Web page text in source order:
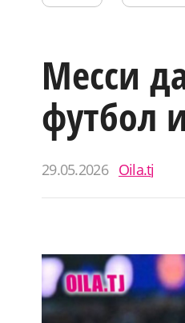
Месси
футбол
29.05.2026 Oila.tj